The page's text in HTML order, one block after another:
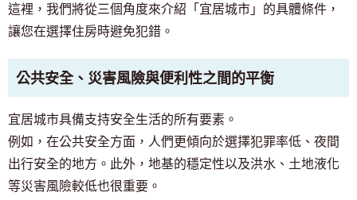
這裡，我們將從三個角度來介紹「宜居城市」的具體條件，
讓您在選擇住房時避免犯錯。
公共安全、災害風險與便利性之間的平衡
宜居城市具備支持安全生活的所有要素。
例如，在公共安全方面，人們更傾向於選擇犯罪率低、夜間
出行安全的地方。此外，地基的穩定性以及洪水、土地液化
等災害風險較低也很重要。